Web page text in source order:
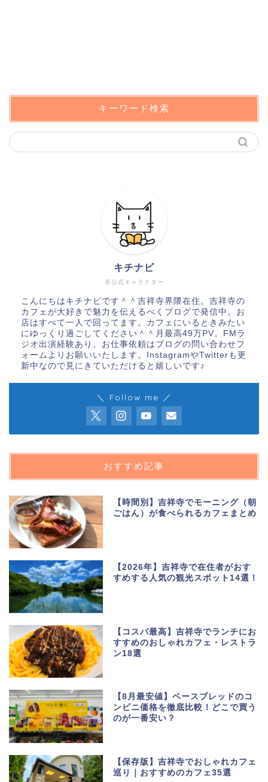
キーワード検索
非公式キャラクター
キチナビ
こんにちはキチナビです＾＾吉祥寺界隈在住。吉祥寺の
カフェが大好きで魅力を伝えるべくブログで発信中。お
店はすべて一人で回ってます。カフェにいるときみたい
にゆっくり過ごしてください＾＾月最高49万PV。FMラ
ジオ出演経験あり。お仕事依頼はブログの問い合わせフ
ォームよりお願いいたします。InstagramやTwitterも更
新中なので見にきていただけると嬉しいです♪
＼ Follow me ／
おすすめ記事
【時間別】吉祥寺でモーニング（朝
ごはん）が食べられるカフェまとめ
【2026年】吉祥寺で在住者がおす
すめする人気の観光スポット14選！
【コスパ最高】吉祥寺でランチにお
すすめのおしゃれカフェ・レストラ
ン18選
【8月最安値】ベースブレッドのコ
ンビニ価格を徹底比較！どこで買う
のが一番安い？
【保存版】吉祥寺でおしゃれカフェ
巡り｜おすすめのカフェ35選